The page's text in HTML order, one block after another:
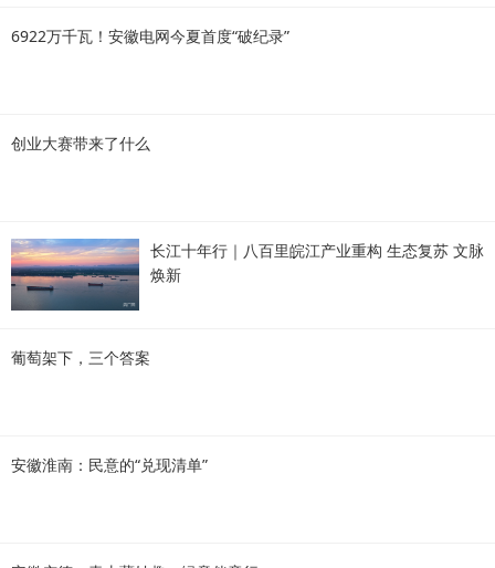
6922万千瓦！安徽电网今夏首度“破纪录”
创业大赛带来了什么
长江十年行｜八百里皖江产业重构 生态复苏 文脉
焕新
葡萄架下，三个答案
安徽淮南：民意的“兑现清单”